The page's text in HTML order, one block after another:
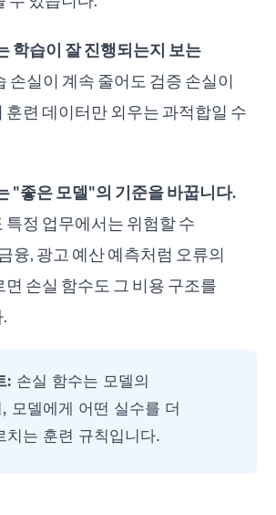
학습이 잘 진행되는지 보는
손실이 계속 줄어도 검증 손실이
훈련 데이터만 외우는 과적합일 수
"좋은 모델"의 기준을 바꿉니다.
특정 업무에서는 위험할 수
융, 광고 예산 예측처럼 오류의
손실 함수도 그 비용 구조를
: 손실 함수는 모델의
모델에게 어떤 실수를 더
치는 훈련 규칙입니다.